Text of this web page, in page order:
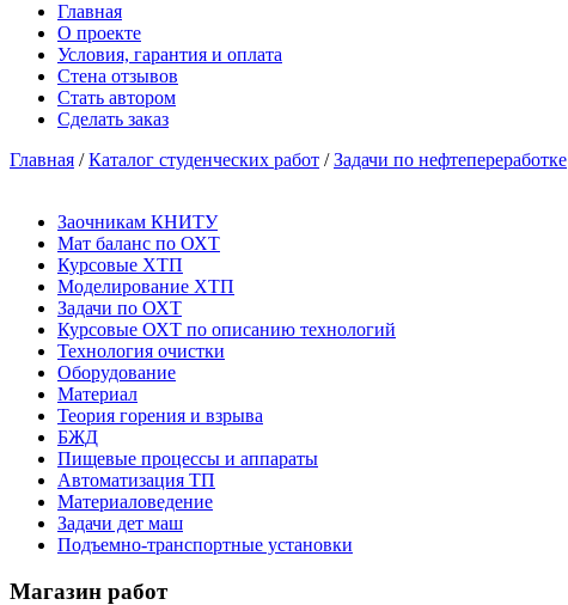
Главная
О проекте
Условия, гарантия и оплата
Стена отзывов
Стать автором
Сделать заказ
Главная /Каталог студенческих работ /Задачи по нефтепереработке
Заочникам КНИТУ
Мат баланс по ОХТ
Курсовые ХТП
Моделирование ХТП
Задачи по ОХТ
Курсовые ОХТ по описанию технологий
Технология очистки
Оборудование
Материал
Теория горения и взрыва
БЖД
Пищевые процессы и аппараты
Автоматизация ТП
Материаловедение
Задачи дет маш
Подъемно-транспортные установки
Магазин работ